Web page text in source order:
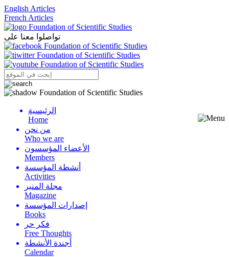
English Articles
French Articles
تواصلوا معنا على
Menu
الرئيسية
Home
من نحن
Who we are
الأعضاء المؤسسون
Members
أنشطة المؤسسة
Activities
مجلة المنبر
Magazine
إصدارات المؤسسة
Books
فكر حر
Free Thoughts
أجندة الأنشطة
Calendar